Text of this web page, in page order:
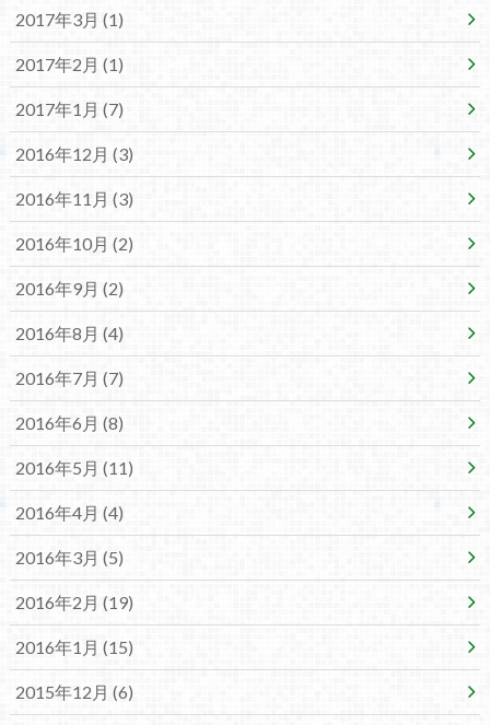
2017年3月 (1)
2017年2月 (1)
2017年1月 (7)
2016年12月 (3)
2016年11月 (3)
2016年10月 (2)
2016年9月 (2)
2016年8月 (4)
2016年7月 (7)
2016年6月 (8)
2016年5月 (11)
2016年4月 (4)
2016年3月 (5)
2016年2月 (19)
2016年1月 (15)
2015年12月 (6)